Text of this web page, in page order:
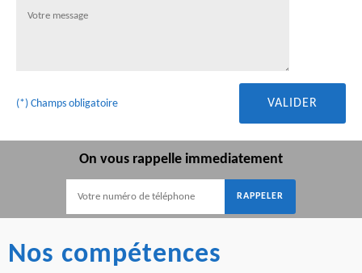
(*) Champs obligatoire
On vous rappelle immediatement
Nos compétences